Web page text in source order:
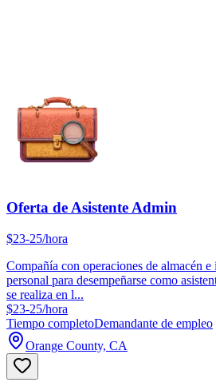
Oferta de Asistente Admin
$23-25/hora
Compañía con operaciones de almacén
personal para desempeñarse como
se realiza en l...
$23-25/hora
Tiempo completoDemandante de empleo
Orange County, CA